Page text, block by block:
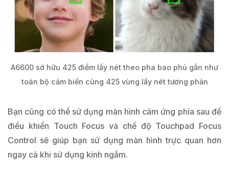
A6600 sở hữu 425 điểm lấy nét theo pha bao phủ gần như
toàn bộ cảm biến cùng 425 vùng lấy nét tương phản
Bạn cũng có thể sử dụng màn hình cảm ứng phía sau để
điều khiển Touch Focus và chế độ Touchpad Focus
Control sẽ giúp bạn sử dụng màn hình trực quan hơn
ngay cả khi sử dụng kính ngắm.